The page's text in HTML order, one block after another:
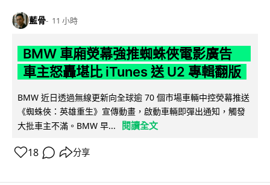
藍骨 11 小時
BMW 車廂熒幕強推蜘蛛俠電影廣告
車主怒轟堪比 iTunes 送 U2 專輯翻版
BMW 近日透過無線更新向全球逾 70 個市場車輛中控熒幕推送
《蜘蛛俠：英雄重生》宣傳動畫，啟動車輛即彈出通知，觸發
大批車主不滿。BMW 早...
閱讀全文
18 分享